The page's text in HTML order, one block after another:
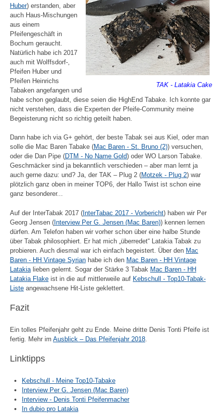
TAK - Latakia Cake
Huber) erstanden, aber
auch Haus-Mischungen
aus einem
Pfeifengeschäft in
Bochum geraucht.
Natürlich habe ich 2017
auch mit Wolffsdorf-,
Pfeifen Huber und
Pfeifen Heinrichs
Tabaken angefangen und
habe schon geglaubt, diese seien die HighEnd Tabake. Ich konnte gar
nicht verstehen, dass die Experten der Pfeife-Community meine
Begeisterung nicht so richtig geteilt haben.
Dann habe ich via G+ gehört, der beste Tabak sei aus Kiel, oder man
solle die Mac Baren Tabake (Mac Baren - St. Bruno (2)) versuchen,
oder die Dan Pipe (DTM - No Name Gold) oder WO Larson Tabake.
Geschmäcker sind ja bekanntlich verschieden – aber man lernt ja
auch gerne dazu: und? Ja, der TAK – Plug 2 (Motzek - Plug 2) war
plötzlich ganz oben in meiner TOP6, der Hallo Twist ist schon eine
ganz besonderer...
Auf der InterTabak 2017 (InterTabac 2017 - Vorbericht) haben wir Per
Georg Jensen (Interview Per G. Jensen (Mac Baren)) kennen lernen
dürfen. Am Telefon haben wir vorher schon über eine halbe Stunde
über Tabak philosophiert. Er hat mich „überredet“ Latakia Tabak zu
probieren. Auch diesmal war ich einfach begeistert. Über den Mac
Baren - HH Vintage Syrian habe ich den Mac Baren - HH Vintage
Latakia lieben gelernt. Sogar der Stärke 3 Tabak Mac Baren - HH
Latakia Flake ist in die auf mittlerweile auf Kebschull - Top10-Tabak-
Liste angewachsene Hit-Liste geklettert.
Fazit
Ein tolles Pfeifenjahr geht zu Ende. Meine dritte Denis Tonti Pfeife ist
fertig. Mehr im Ausblick – Das Pfeifenjahr 2018
Linktipps
Kebschull - Meine Top10-Tabake
Interview Per G. Jensen (Mac Baren)
Interview - Denis Tonti Pfeifenmacher
In dubio pro Latakia